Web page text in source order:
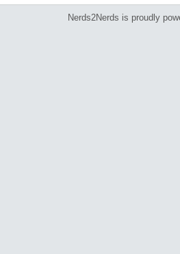
Nerds2Nerds is proudly